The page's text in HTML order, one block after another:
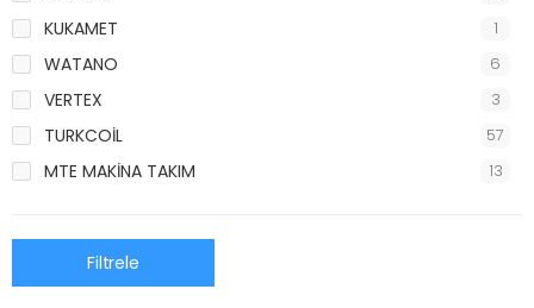
KUKAMET 1
WATANO 6
VERTEX 3
TURKCOİL 57
MTE MAKİNA TAKIM 13
Filtrele